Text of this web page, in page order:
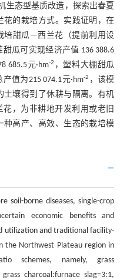
生态型基质改造，探索出春夏
花的栽培方式。实践证明，在
培甜瓜—西兰花（提前利用设
瓜可实现经济产值 136 388.6
685.5元·hm-2 ，塑料大棚甜瓜
值为215 074.1元·hm-2 ，该模
土壤得到了休耕与隔离。有机
，为非耕地开发利用或老旧
种高产、高效、生态的栽培模
soil-borne diseases, single-crop
economic benefits and
utilization and traditional facility-
the Northwest Plateau region in
schemes, namely, grass
charcoal:furnace slag=3:1,